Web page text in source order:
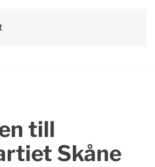
till
Skåne